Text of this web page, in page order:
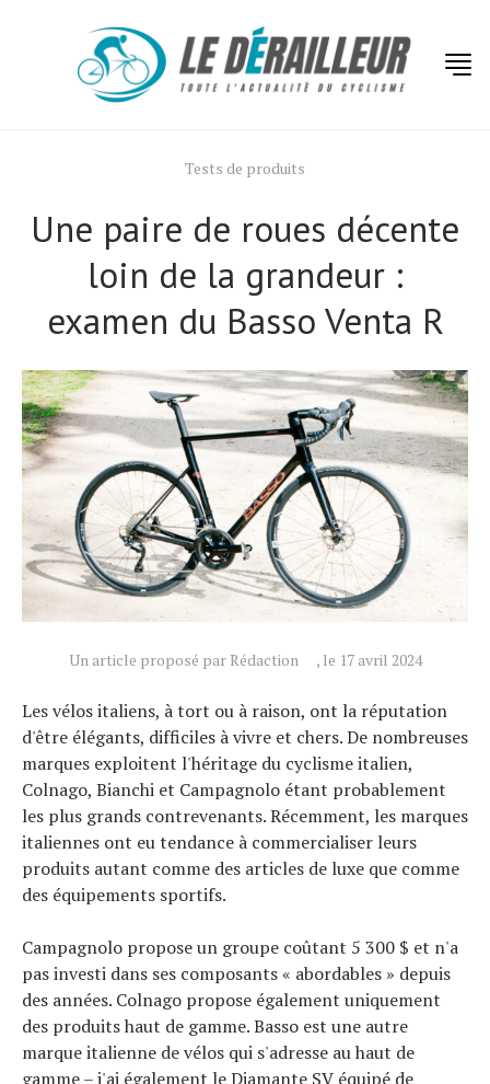
Tests de produits
Une paire de roues décente
loin de la grandeur :
examen du Basso Venta R
Un article proposé par Rédaction , le 17 avril 2024
Les vélos italiens, à tort ou à raison, ont la réputation
d'être élégants, difficiles à vivre et chers. De nombreuses
marques exploitent l'héritage du cyclisme italien,
Colnago, Bianchi et Campagnolo étant probablement
les plus grands contrevenants. Récemment, les marques
italiennes ont eu tendance à commercialiser leurs
produits autant comme des articles de luxe que comme
des équipements sportifs.
Campagnolo propose un groupe coûtant 5 300 $ et n'a
pas investi dans ses composants « abordables » depuis
des années. Colnago propose également uniquement
des produits haut de gamme. Basso est une autre
marque italienne de vélos qui s'adresse au haut de
gamme – j'ai également le Diamante SV équipé de